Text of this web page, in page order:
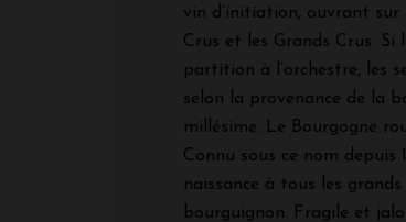
vin d’initiation, ouvrant sur
Crus et les Grands Crus.
partition à l’orchestre, les
selon la provenance de la
millésime. Le Bourgogne
Connu sous ce nom depuis
naissance à tous les
bourguignon. Fragile et